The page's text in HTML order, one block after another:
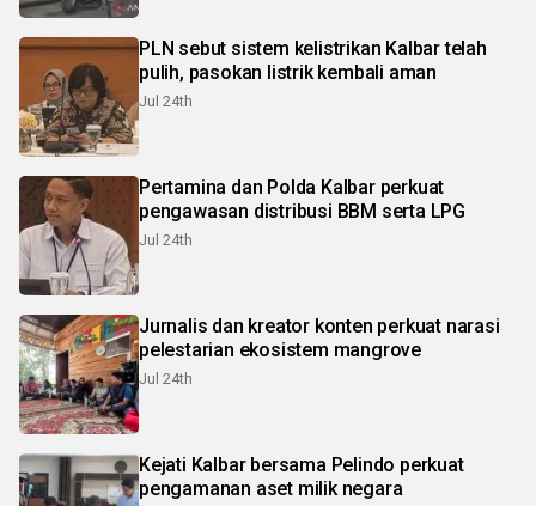
PLN sebut sistem kelistrikan Kalbar telah
pulih, pasokan listrik kembali aman
Jul 24th
Pertamina dan Polda Kalbar perkuat
pengawasan distribusi BBM serta LPG
Jul 24th
Jurnalis dan kreator konten perkuat narasi
pelestarian ekosistem mangrove
Jul 24th
Kejati Kalbar bersama Pelindo perkuat
pengamanan aset milik negara